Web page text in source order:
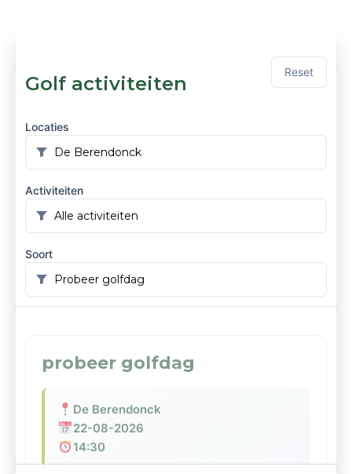
Golf activiteiten
Reset
Locaties
Activiteiten
Soort
probeer golfdag
De Berendonck
22-08-2026
14:30